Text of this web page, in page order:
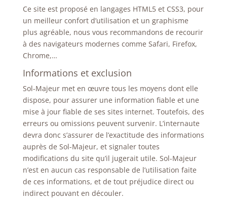
Ce site est proposé en langages HTML5 et CSS3, pour
un meilleur confort d’utilisation et un graphisme
plus agréable, nous vous recommandons de recourir
à des navigateurs modernes comme Safari, Firefox,
Chrome,…
Informations et exclusion
Sol-Majeur met en œuvre tous les moyens dont elle
dispose, pour assurer une information fiable et une
mise à jour fiable de ses sites internet. Toutefois, des
erreurs ou omissions peuvent survenir. L’internaute
devra donc s’assurer de l’exactitude des informations
auprès de Sol-Majeur, et signaler toutes
modifications du site qu’il jugerait utile. Sol-Majeur
n’est en aucun cas responsable de l’utilisation faite
de ces informations, et de tout préjudice direct ou
indirect pouvant en découler.